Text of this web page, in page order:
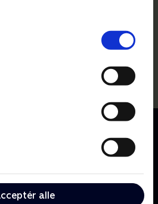
alle
på slottet sammen med sine
Prinsessen har
næsten altid ballade med
hun ikke får sin vilje, men